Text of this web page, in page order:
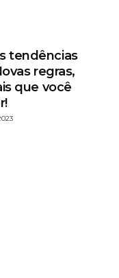
tendências
regras,
que você